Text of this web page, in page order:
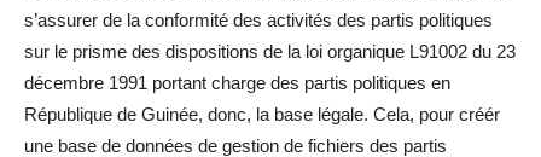
s’assurer de la conformité des activités des partis politiques
sur le prisme des dispositions de la loi organique L91002 du 23
décembre 1991 portant charge des partis politiques en
République de Guinée, donc, la base légale. Cela, pour créér
une base de données de gestion de fichiers des partis